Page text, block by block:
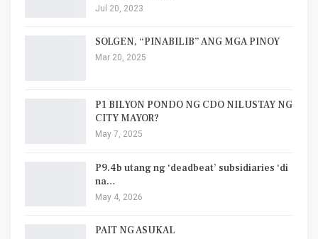
Jul 20, 2023
SOLGEN, “PINABILIB” ANG MGA PINOY
Mar 20, 2025
P1 BILYON PONDO NG CDO NILUSTAY NG
CITY MAYOR?
May 7, 2025
P9.4b utang ng ‘deadbeat’ subsidiaries ‘di
na…
May 4, 2026
PAIT NG ASUKAL